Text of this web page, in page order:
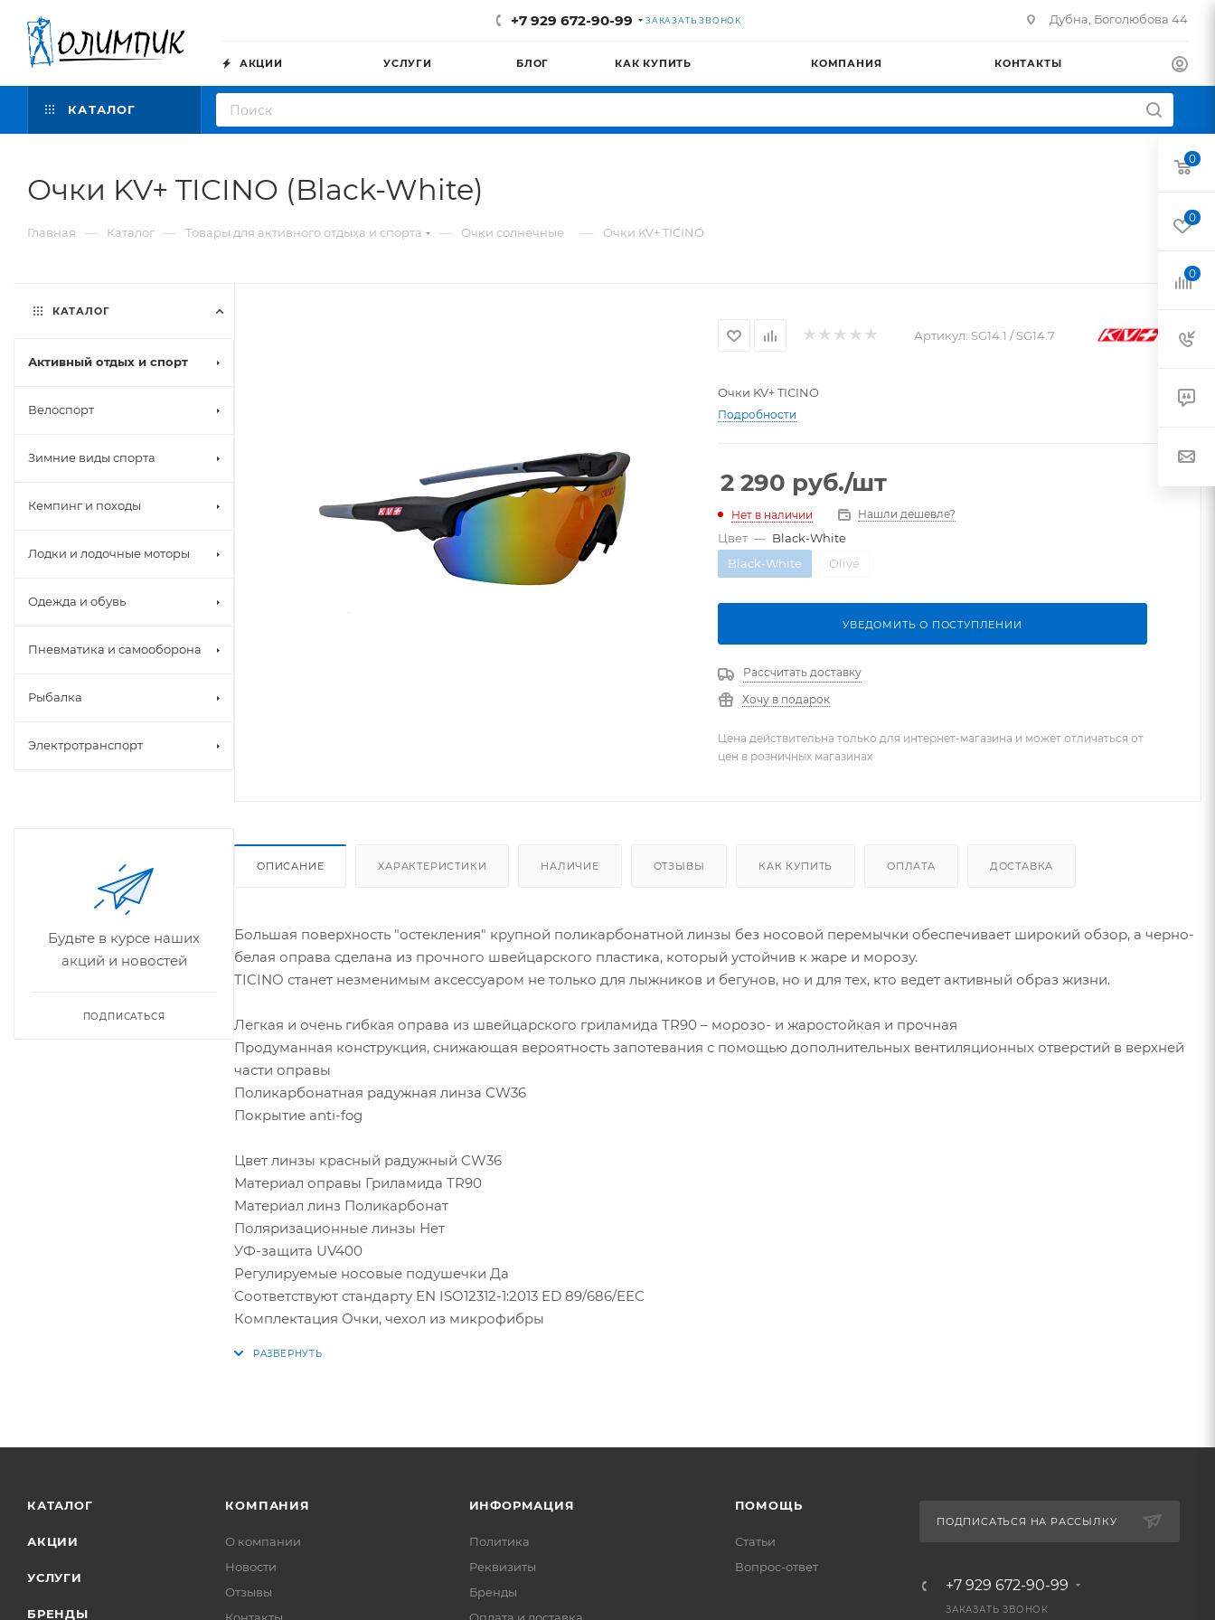
+7 929 672-90-99 ЗАКАЗАТЬ ЗВОНОК Дубна, Боголюбова 44
АКЦИИ УСЛУГИ БЛОГ КАК КУПИТЬ КОМПАНИЯ КОНТАКТЫ
КАТАЛОГ
Очки KV+ TICINO (Black-White)
Главная — Каталог — Товары для активного отдыха и спорта — Очки солнечные — Очки KV+ TICINO
Артикул: SG14.1 / SG14.7
Очки KV+ TICINO
Подробности
2 290 руб./шт
Нет в наличии Нашли дешевле?
Цвет — Black-White
Black-White
Olive
УВЕДОМИТЬ О ПОСТУПЛЕНИИ
Рассчитать доставку
Хочу в подарок
Цена действительна только для интернет-магазина и может отличаться от
цен в розничных магазинах
ОПИСАНИЕ ХАРАКТЕРИСТИКИ НАЛИЧИЕ ОТЗЫВЫ КАК КУПИТЬ ОПЛАТА ДОСТАВКА
Большая поверхность "остекления" крупной поликарбонатной линзы без носовой перемычки обеспечивает широкий обзор, а черно-
белая оправа сделана из прочного швейцарского пластика, который устойчив к жаре и морозу.
TICINO станет незменимым аксессуаром не только для лыжников и бегунов, но и для тех, кто ведет активный образ жизни.
Легкая и очень гибкая оправа из швейцарского гриламида TR90 – морозо- и жаростойкая и прочная
Продуманная конструкция, снижающая вероятность запотевания с помощью дополнительных вентиляционных отверстий в верхней
части оправы
Поликарбонатная радужная линза CW36
Покрытие anti-fog
Цвет линзы красный радужный CW36
Материал оправы Гриламида TR90
Материал линз Поликарбонат
Поляризационные линзы Нет
УФ-защита UV400
Регулируемые носовые подушечки Да
Соответствуют стандарту EN ISO12312-1:2013 ED 89/686/EEC
Комплектация Очки, чехол из микрофибры
КАТАЛОГ
Активный отдых и спорт
Велоспорт
Зимние виды спорта
Кемпинг и походы
Лодки и лодочные моторы
Одежда и обувь
Пневматика и самооборона
Рыбалка
Электротранспорт
Будьте в курсе наших
акций и новостей
ПОДПИСАТЬСЯ
КАТАЛОГ
АКЦИИ
УСЛУГИ
БРЕНДЫ
КОМПАНИЯ
О компании
Новости
Отзывы
ИНФОРМАЦИЯ
Политика
Реквизиты
Бренды
ПОМОЩЬ
Статьи
Вопрос-ответ
ПОДПИСАТЬСЯ НА РАССЫЛКУ
+7 929 672-90-99
ЗАКАЗАТЬ ЗВОНОК
0
0
0